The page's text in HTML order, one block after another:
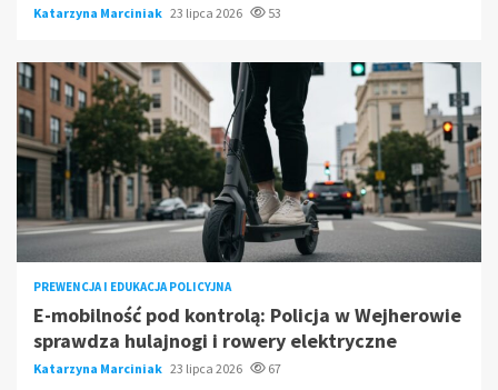
Katarzyna Marciniak 23 lipca 2026 53
PREWENCJA I EDUKACJA POLICYJNA
E-mobilność pod kontrolą: Policja w Wejherowie
sprawdza hulajnogi i rowery elektryczne
Katarzyna Marciniak 23 lipca 2026 67